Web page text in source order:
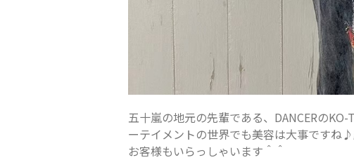
五十嵐の地元の先輩である、DANCERの
ーテイメントの世界でも美容は大事ですね
お客様もいらっしゃいます＾＾